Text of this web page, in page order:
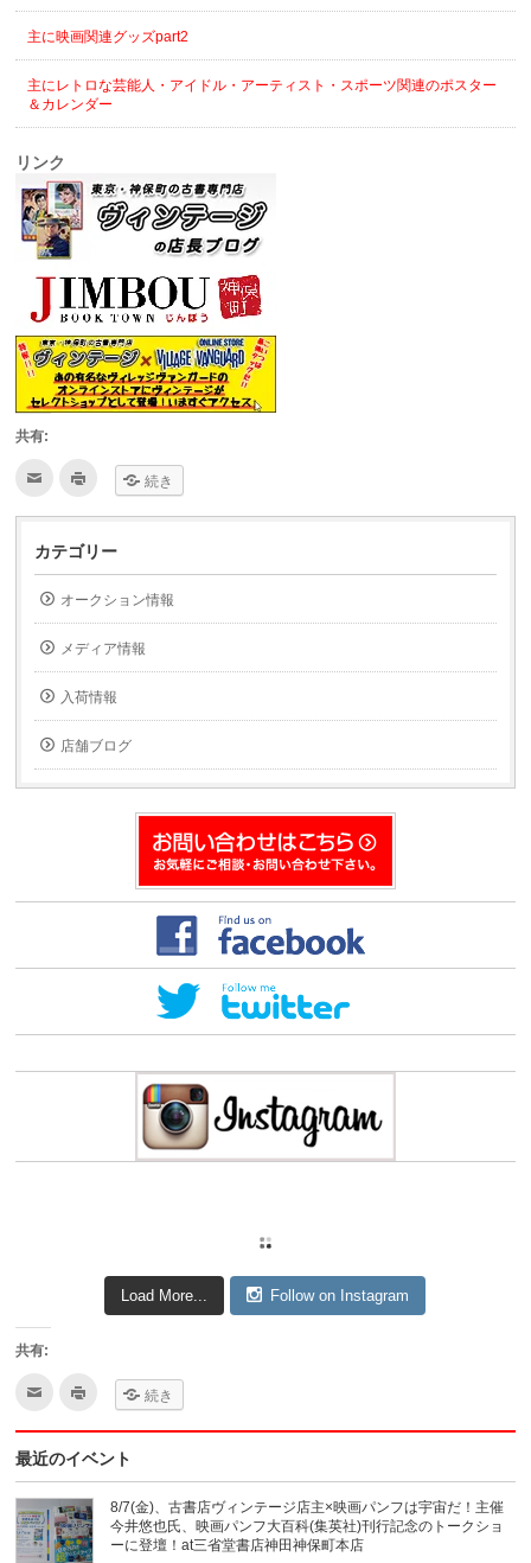
主に映画関連グッズpart2
主にレトロな芸能人・アイドル・アーティスト・スポーツ関連のポスター
＆カレンダー
リンク
共有:
ク
て
友
達
へ
メ
で
送
信
(新
し
い
ィ
ド
ウ
ク
て
印
刷
し
ィ
ン
ド
ウ
で
開
ま
す)
続き
カテゴリー
オークション情報
メディア情報
入荷情報
店舗ブログ
Load More... Follow on Instagram
共有:
ク
し
て
達
へ
メ
ー
ル
ク
て
刷
(新
し
い
ウ
続き
最近のイベント
8/7(金)、古書店ヴィンテージ店主×映画パンフは宇宙だ！主催
今井悠也氏、映画パンフ大百科(集英社)刊行記念のトークショ
ーに登壇！at三省堂書店神田神保町本店